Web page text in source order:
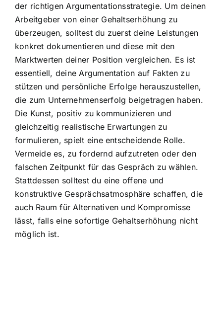
der richtigen Argumentationsstrategie. Um deinen
Arbeitgeber von einer Gehaltserhöhung zu
überzeugen, solltest du zuerst deine Leistungen
konkret dokumentieren und diese mit den
Marktwerten deiner Position vergleichen. Es ist
essentiell, deine Argumentation auf Fakten zu
stützen und persönliche Erfolge herauszustellen,
die zum Unternehmenserfolg beigetragen haben.
Die Kunst, positiv zu kommunizieren und
gleichzeitig realistische Erwartungen zu
formulieren, spielt eine entscheidende Rolle.
Vermeide es, zu fordernd aufzutreten oder den
falschen Zeitpunkt für das Gespräch zu wählen.
Stattdessen solltest du eine offene und
konstruktive Gesprächsatmosphäre schaffen, die
auch Raum für Alternativen und Kompromisse
lässt, falls eine sofortige Gehaltserhöhung nicht
möglich ist.